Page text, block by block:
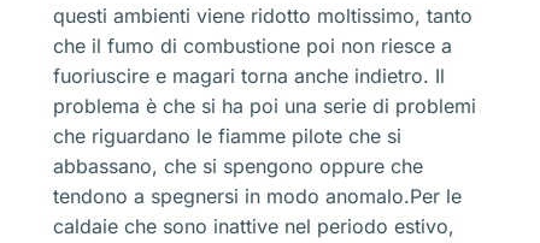
questi ambienti viene ridotto moltissimo, tanto
che il fumo di combustione poi non riesce a
fuoriuscire e magari torna anche indietro. Il
problema è che si ha poi una serie di problemi
che riguardano le fiamme pilote che si
abbassano, che si spengono oppure che
tendono a spegnersi in modo anomalo.Per le
caldaie che sono inattive nel periodo estivo,